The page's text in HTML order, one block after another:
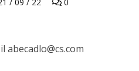
/ 09 / 22 0
abecadlo@cs.com